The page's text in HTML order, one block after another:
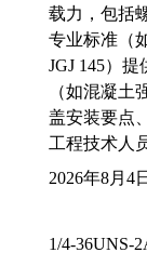
载力，包括
专业标准（
JGJ 145）
（如混凝土
盖安装要点
工程技术人
2026年8月4日
1/4-36UNS-